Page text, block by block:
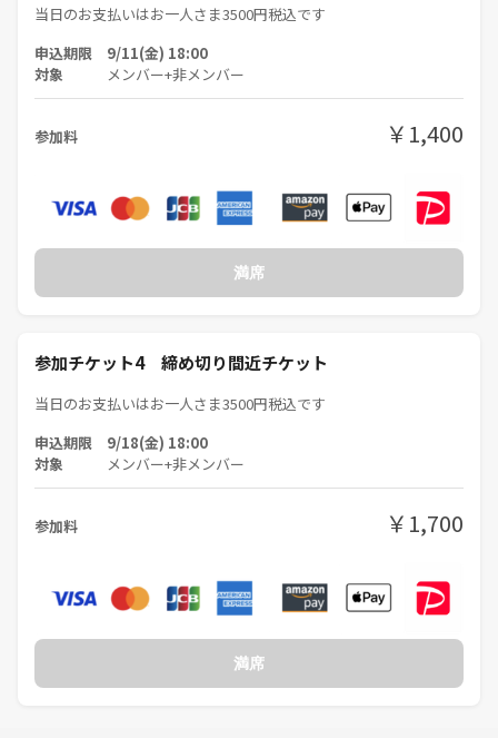
当日のお支払いはお一人さま3500円税込です
申込期限 9/11(金) 18:00
対象 メンバー+非メンバー
参加料 ￥1,400
満席
参加チケット4 締め切り間近チケット
当日のお支払いはお一人さま3500円税込です
申込期限 9/18(金) 18:00
対象 メンバー+非メンバー
参加料 ￥1,700
満席